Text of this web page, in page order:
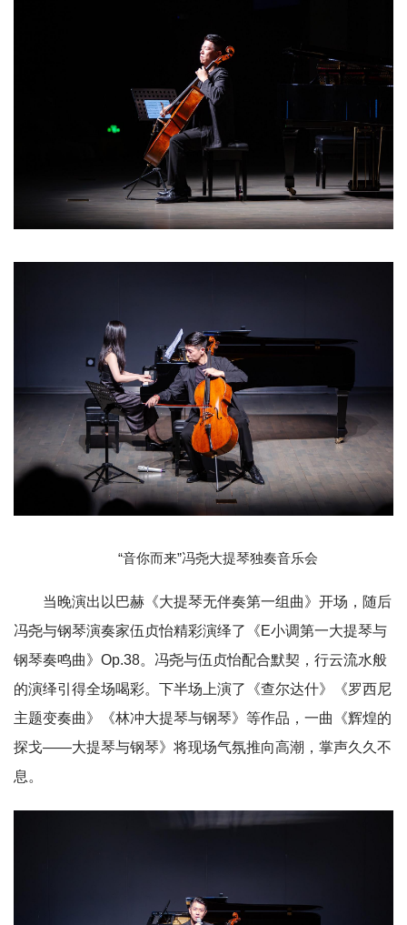
“音你而来”冯尧大提琴独奏音乐会
当晚演出以巴赫《大提琴无伴奏第一组曲》开场，随后
冯尧与钢琴演奏家伍贞怡精彩演绎了《E小调第一大提琴与
钢琴奏鸣曲》Op.38。冯尧与伍贞怡配合默契，行云流水般
的演绎引得全场喝彩。下半场上演了《查尔达什》《罗西尼
主题变奏曲》《林冲大提琴与钢琴》等作品，一曲《辉煌的
探戈——大提琴与钢琴》将现场气氛推向高潮，掌声久久不
息。